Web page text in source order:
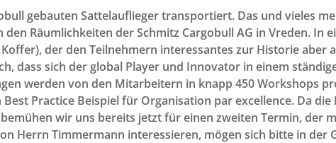
gebauten Sattelauflieger transportiert. Das und vieles
Räumlichkeiten der Schmitz Cargobull AG in Vreden. In
der den Teilnehmern interessantes zur Historie aber
dass sich der global Player und Innovator in einem
werden von den Mitarbeitern in knapp 450 Workshops
Practice Beispiel für Organisation par excellence. Da
wir uns bereits jetzt für einen zweiten Termin, der
Herrn Timmermann interessieren, mögen sich bitte in der